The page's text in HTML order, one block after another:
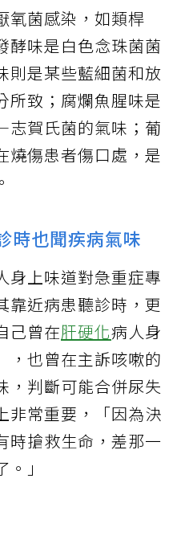
氧菌感染，如類桿
酵味是白色念珠菌菌
則是某些藍細菌和放
所致；腐爛魚腥味是
賀氏菌的氣味；葡
燒傷患者傷口處，是
時也聞疾病氣味
身上味道對急重症專
靠近病患聽診時，更
己曾在肝硬化病人身
，也曾在主訴咳嗽的
，判斷可能合併尿失
非常重要，「因為決
時搶救生命，差那一
」